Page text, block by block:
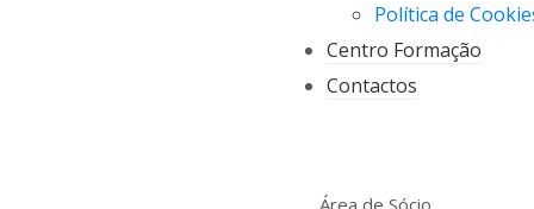
Política de
Centro Formação
Contactos
Área de Sócio